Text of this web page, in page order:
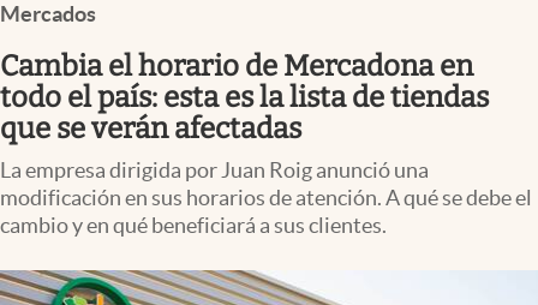
Mercados
Cambia el horario de Mercadona en
todo el país: esta es la lista de tiendas
que se verán afectadas
La empresa dirigida por Juan Roig anunció una
modificación en sus horarios de atención. A qué se debe el
cambio y en qué beneficiará a sus clientes.